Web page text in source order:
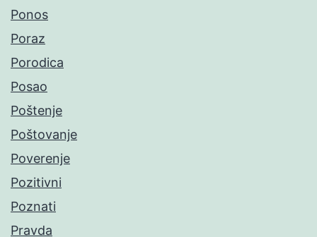
Ponos
Poraz
Porodica
Posao
Poštenje
Poštovanje
Poverenje
Pozitivni
Poznati
Pravda